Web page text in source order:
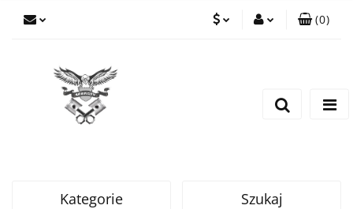
(0)
Kategorie Szukaj